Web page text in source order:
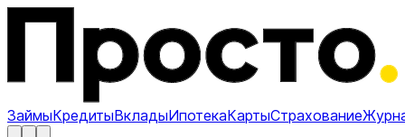
ЗаймыКредитыВкладыИпотекаКартыСтрахование